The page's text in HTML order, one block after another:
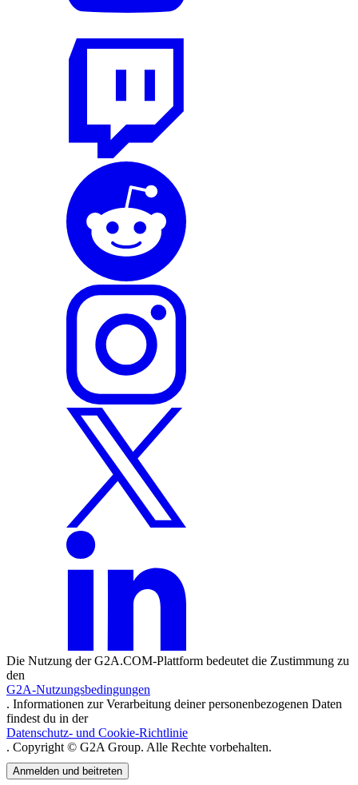
Die Nutzung der G2A.COM-Plattform bedeutet die Zustimmung zu
den
G2A-Nutzungsbedingungen
. Informationen zur Verarbeitung deiner personenbezogenen Daten
findest du in der
Datenschutz- und Cookie-Richtlinie
. Copyright © G2A Group. Alle Rechte vorbehalten.
Anmelden und beitreten